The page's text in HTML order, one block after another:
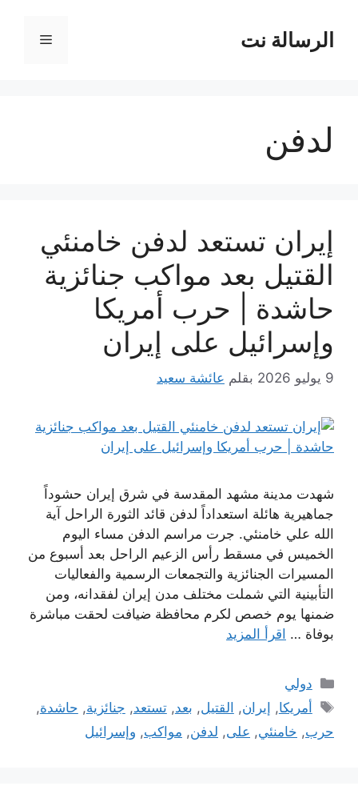
المحتوىالرسالة نت القائمة
لدفن
إيران تستعد لدفن خامنئي
القتيل بعد مواكب جنائزية
حاشدة | حرب أمريكا
وإسرائيل على إيران
9 يوليو 2026 بقلم عائشة سعيد
شهدت مدينة مشهد المقدسة في شرق إيران حشوداً
جماهيرية هائلة استعداداً لدفن قائد الثورة الراحل آية
الله علي خامنئي. جرت مراسم الدفن مساء اليوم
الخميس في مسقط رأس الزعيم الراحل بعد أسبوع من
المسيرات الجنائزية والتجمعات الرسمية والفعاليات
التأبينية التي شملت مختلف مدن إيران لفقدانه، ومن
ضمنها يوم خصص لكرم محافظة ضيافت لحقت مباشرة
بوفاة … اقرأ المزيد
التصنيفات
دولي
الوسوم
أمريكا, إيران, القتيل, بعد,تستعد, جنائزية, حاشدة,
حرب, خامنئي, على, لدفن, مواكب, وإسرائيل